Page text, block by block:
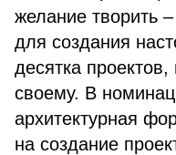
желание творить
для создания
десятка
своему. В
архитектурная
на создание